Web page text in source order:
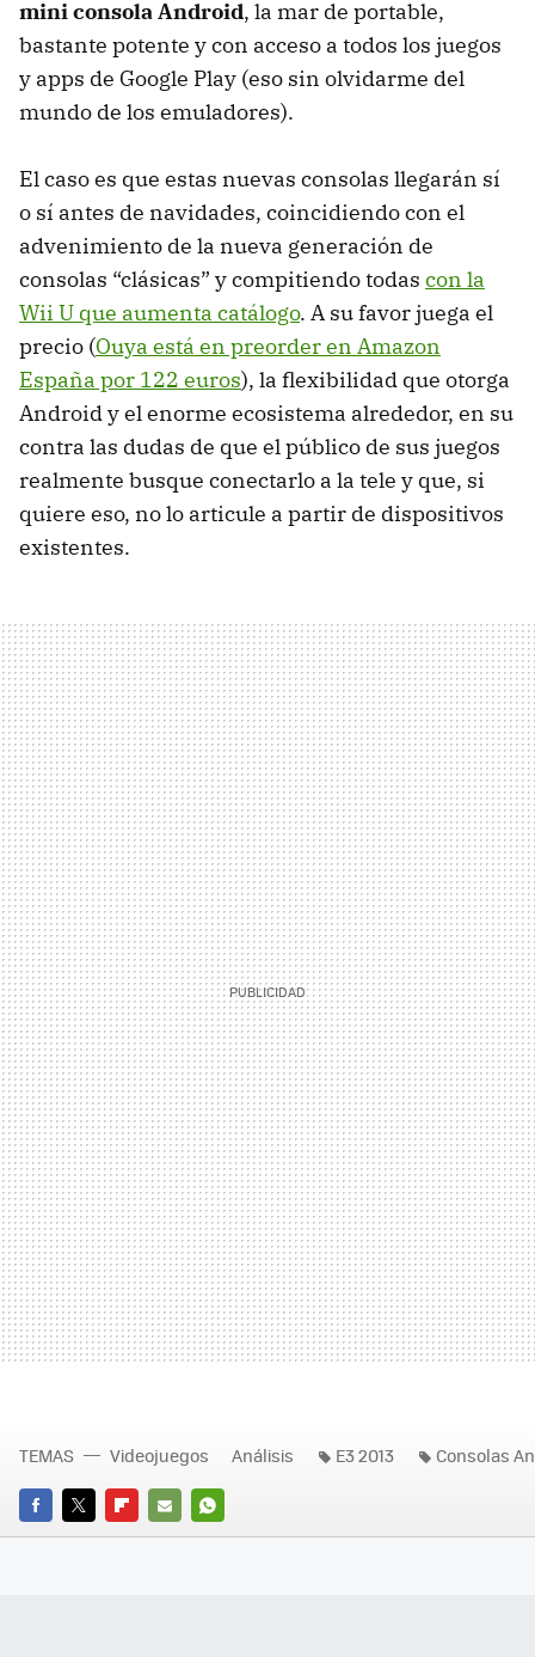
mini consola Android, la mar de portable,
bastante potente y con acceso a todos los juegos
y apps de Google Play (eso sin olvidarme del
mundo de los emuladores).
El caso es que estas nuevas consolas llegarán sí
o sí antes de navidades, coincidiendo con el
advenimiento de la nueva generación de
consolas “clásicas” y compitiendo todas con la
Wii U que aumenta catálogo. A su favor juega el
precio (Ouya está en preorder en Amazon
España por 122 euros), la flexibilidad que otorga
Android y el enorme ecosistema alrededor, en su
contra las dudas de que el público de sus juegos
realmente busque conectarlo a la tele y que, si
quiere eso, no lo articule a partir de dispositivos
existentes.
FACEBOOK
TWITTERFLIPBOARD
E-
WHATSAPP
TEMAS Videojuegos Análisis E3 2013 Consolas